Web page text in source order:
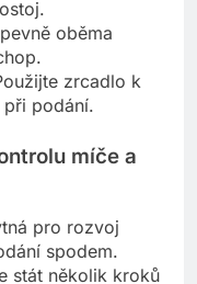
oběma
zrcadlo k
podání.
míče a
pro rozvoj
spodem.
stát několik kroků